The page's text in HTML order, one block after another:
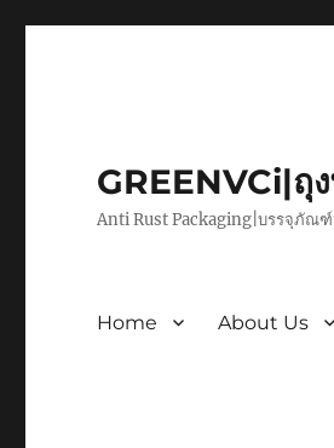
GREENVCi|ถุ
Anti Rust Packaging|บรรจุภัณ
Home About Us